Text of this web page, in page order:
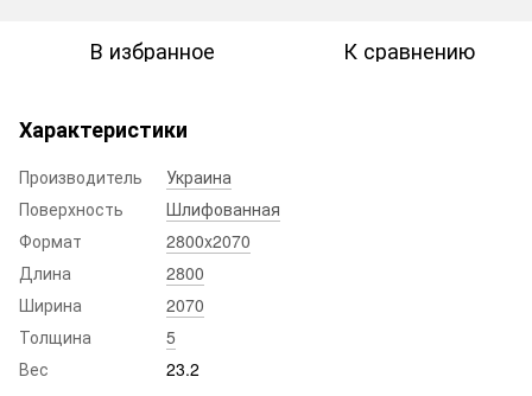
В избранное К сравнению
Характеристики
Производитель
Украина
Поверхность
Шлифованная
Формат
2800x2070
Длина
2800
Ширина
2070
Толщина
5
Вес
23.2